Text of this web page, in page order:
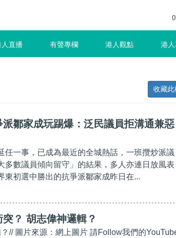
人直播 有聲專欄 港人觀點 港
收藏此
派鄒家成玩踢爆：泛民議員拒溝通兼惡
任一事，已成為最近的全城熱話，一班攬炒派議
多數議員傾向留守」的結果，多人亦連日放風表
東初選中勝出的抗爭派鄒家成昨日在...
突？ 胡志偉神邏輯？
// 圖片來源：網上圖片 請Follow我們的